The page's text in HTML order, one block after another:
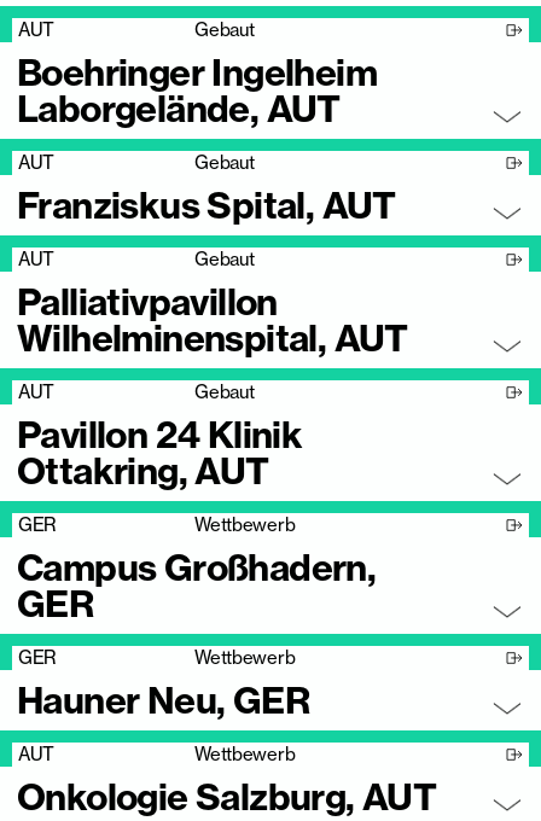
AUT Gebaut
Boehringer Ingelheim
Laborgelände, AUT
AUT Gebaut
Franziskus Spital, AUT
AUT Gebaut
Palliativpavillon
Wilhelminenspital, AUT
AUT Gebaut
Pavillon 24 Klinik
Ottakring, AUT
GER Wettbewerb
Campus Großhadern,
GER
GER Wettbewerb
Hauner Neu, GER
AUT Wettbewerb
Onkologie Salzburg, AUT